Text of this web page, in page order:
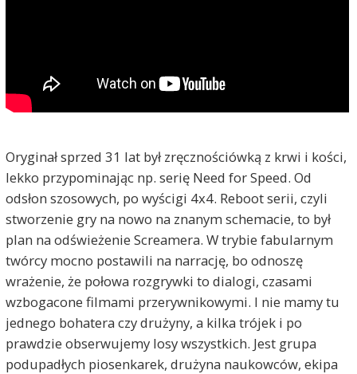
Oryginał sprzed 31 lat był zręcznościówką z krwi i kości,
lekko przypominając np. serię Need for Speed. Od
odsłon szosowych, po wyścigi 4x4. Reboot serii, czyli
stworzenie gry na nowo na znanym schemacie, to był
plan na odświeżenie Screamera. W trybie fabularnym
twórcy mocno postawili na narrację, bo odnoszę
wrażenie, że połowa rozgrywki to dialogi, czasami
wzbogacone filmami przerywnikowymi. I nie mamy tu
jednego bohatera czy drużyny, a kilka trójek i po
prawdzie obserwujemy losy wszystkich. Jest grupa
podupadłych piosenkarek, drużyna naukowców, ekipa